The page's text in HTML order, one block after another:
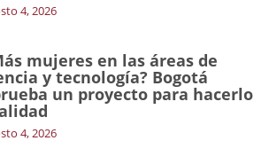
4, 2026
mujeres en las áreas de
y tecnología? Bogotá
un proyecto para hacerlo
4, 2026